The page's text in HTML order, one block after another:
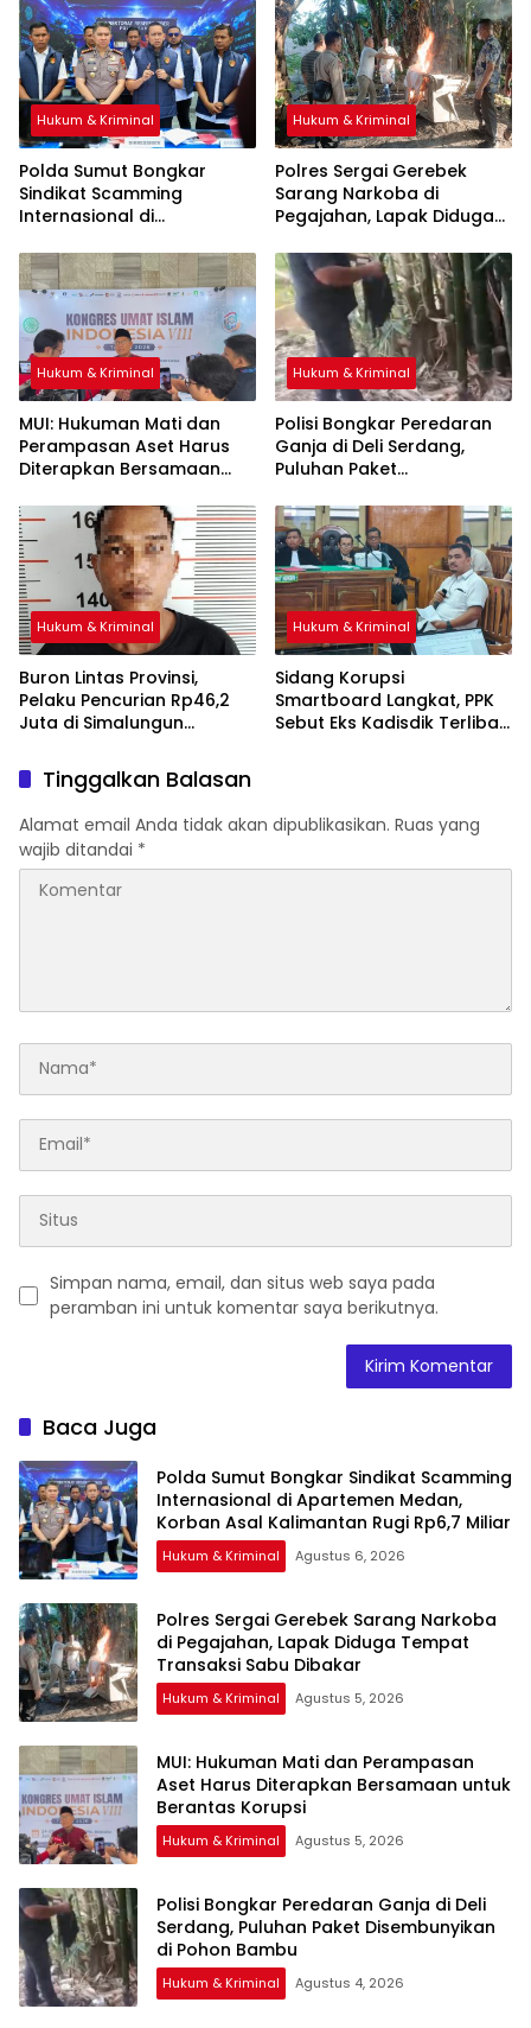
Hukum & Kriminal
Polda Sumut Bongkar
Sindikat Scamming
Internasional di
Asal Kalimantan Rugi Rp6,7
Miliar
Hukum & Kriminal
Polres Sergai Gerebek
Sarang Narkoba di
Pegajahan, Lapak Diduga
Dibakar
Hukum & Kriminal
‎MUI: Hukuman Mati dan
Perampasan Aset Harus
Diterapkan Bersamaan
Hukum & Kriminal
Polisi Bongkar Peredaran
Ganja di Deli Serdang,
Puluhan Paket
Bambu
Hukum & Kriminal
Buron Lintas Provinsi,
Pelaku Pencurian Rp46,2
Juta di Simalungun
Hukum & Kriminal
Sidang Korupsi
Smartboard Langkat, PPK
Sebut Eks Kadisdik Terlibat
Tinggalkan Balasan
Alamat email Anda tidak akan dipublikasikan. Ruas yang
wajib ditandai *
Simpan nama, email, dan situs web saya pada
peramban ini untuk komentar saya berikutnya.
Baca Juga
Polda Sumut Bongkar Sindikat Scamming
Internasional di Apartemen Medan,
Korban Asal Kalimantan Rugi Rp6,7 Miliar
Hukum & Kriminal Agustus 6, 2026
Polres Sergai Gerebek Sarang Narkoba
di Pegajahan, Lapak Diduga Tempat
Transaksi Sabu Dibakar
Hukum & Kriminal Agustus 5, 2026
‎MUI: Hukuman Mati dan Perampasan
Aset Harus Diterapkan Bersamaan untuk
Hukum & Kriminal Agustus 5, 2026
Polisi Bongkar Peredaran Ganja di Deli
Serdang, Puluhan Paket Disembunyikan
di Pohon Bambu
Hukum & Kriminal Agustus 4, 2026